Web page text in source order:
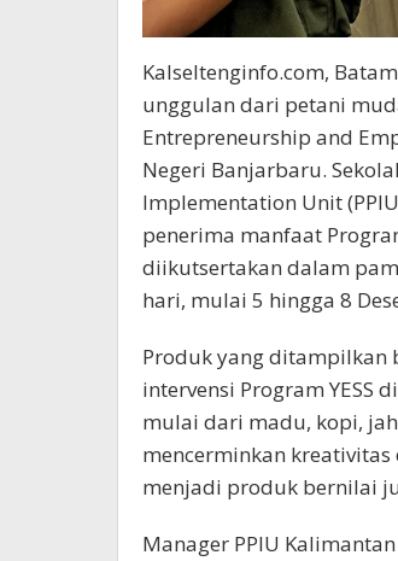
Kalseltenginfo.com,
unggulan dari petani
Entrepreneurship and
Negeri Banjarbaru.
Implementation Unit
penerima manfaat
diikutsertakan dalam
hari, mulai 5 hingga 8
Produk yang ditampilkan
intervensi Program YESS
mulai dari madu, kopi,
mencerminkan
menjadi produk bernilai
Manager PPIU